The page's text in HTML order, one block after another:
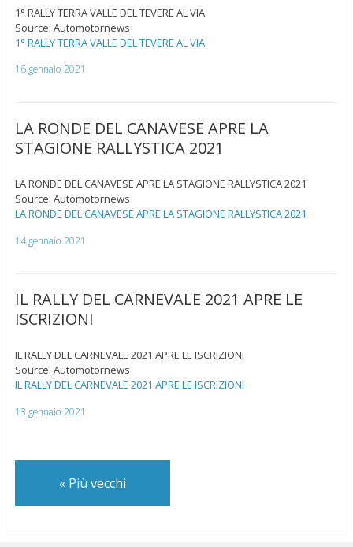
1° RALLY TERRA VALLE DEL TEVERE AL VIA
Source: Automotornews
1° RALLY TERRA VALLE DEL TEVERE AL VIA
16 gennaio 2021
LA RONDE DEL CANAVESE APRE LA
STAGIONE RALLYSTICA 2021
LA RONDE DEL CANAVESE APRE LA STAGIONE RALLYSTICA 2021
Source: Automotornews
LA RONDE DEL CANAVESE APRE LA STAGIONE RALLYSTICA 2021
14 gennaio 2021
IL RALLY DEL CARNEVALE 2021 APRE LE
ISCRIZIONI
IL RALLY DEL CARNEVALE 2021 APRE LE ISCRIZIONI
Source: Automotornews
IL RALLY DEL CARNEVALE 2021 APRE LE ISCRIZIONI
13 gennaio 2021
«Più vecchi